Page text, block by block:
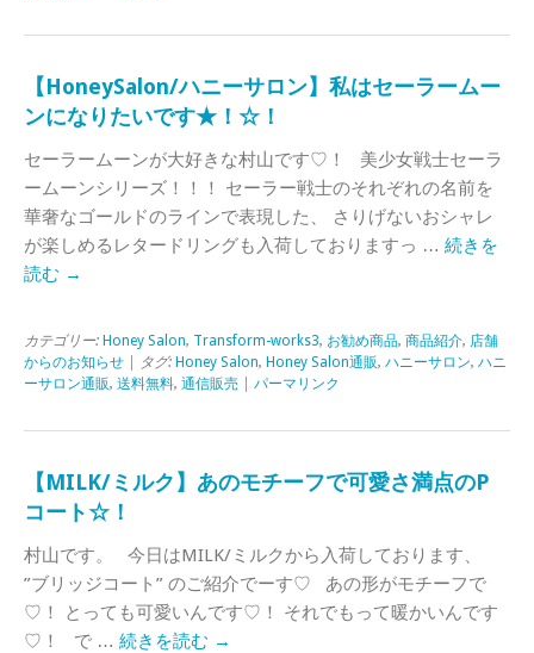
【HoneySalon/ハニーサロン】私はセーラームー
ンになりたいです★！☆！
セーラームーンが大好きな村山です♡！ 美少女戦士セーラ
ームーンシリーズ！！！ セーラー戦士のそれぞれの名前を
華奢なゴールドのラインで表現した、 さりげないおシャレ
が楽しめるレタードリングも入荷しておりますっ … 続きを
読む →
カテゴリー: Honey Salon, Transform-works3, お勧め商品, 商品紹介, 店舗
からのお知らせ | タグ: Honey Salon, Honey Salon通販, ハニーサロン, ハニ
ーサロン通販, 送料無料, 通信販売 パーマリンク
【MILK/ミルク】あのモチーフで可愛さ満点のP
コート☆！
村山です。 今日はMILK/ミルクから入荷しております、
”ブリッジコート” のご紹介でーす♡ あの形がモチーフで
♡！ とっても可愛いんです♡！ それでもって暖かいんです
♡！ で … 続きを読む →